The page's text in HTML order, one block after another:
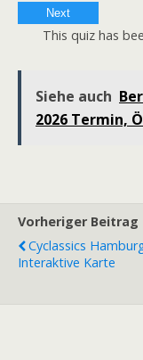
Next
This quiz has
Siehe auch
2026 Termin,
Vorheriger Beitrag
Cyclassics
Interaktive Karte